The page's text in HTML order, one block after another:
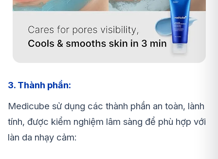
3. Thành phần:
Medicube sử dụng các thành phần an toàn, lành
tính, được kiểm nghiệm lâm sàng để phù hợp với
làn da nhạy cảm: